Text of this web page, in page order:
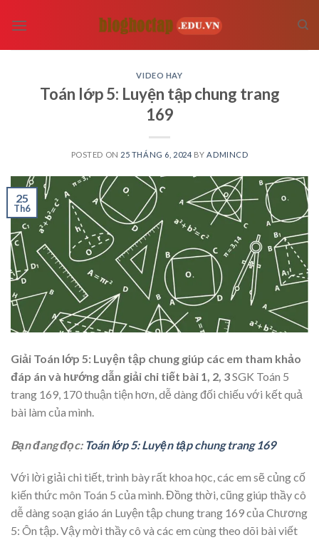
VIDEO HAY
Toán lớp 5: Luyện tập chung trang
169
POSTED ON 25 THÁNG 6, 2024 BY ADMINCD
25
Th6
Giải Toán lớp 5: Luyện tập chung giúp các em tham khảo
đáp án và hướng dẫn giải chi tiết bài 1, 2, 3SGK Toán 5
trang 169, 170 thuận tiện hơn, dễ dàng đối chiếu với kết quả
bài làm của mình.
Bạn đang đọc: Toán lớp 5: Luyện tập chung trang 169
Với lời giải chi tiết, trình bày rất khoa học, các em sẽ củng cố
kiến thức môn Toán 5 của mình. Đồng thời, cũng giúp thầy cô
dễ dàng soạn giáo án Luyện tập chung trang 169 của Chương
5: Ôn tập. Vậy mời thầy cô và các em cùng theo dõi bài viết